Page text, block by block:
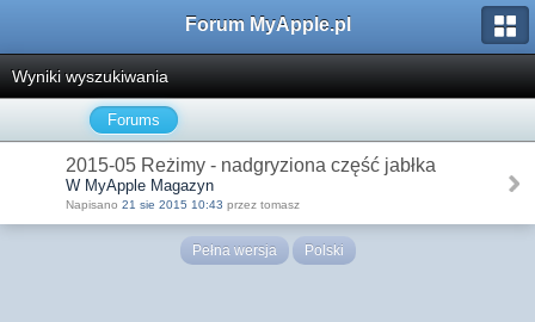
Forum MyApple.pl
Wyniki wyszukiwania
Forums
2015-05 Reżimy - nadgryziona część jabłka
W MyApple Magazyn
Napisano 21 sie 2015 10:43 przez tomasz
Pełna wersja Polski